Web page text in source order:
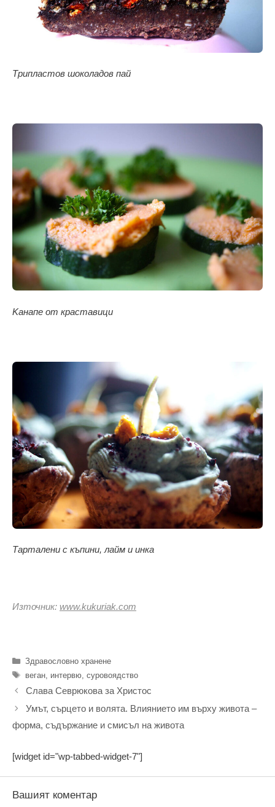
Tрипластов шоколадов пай
Kанапе от краставици
Tарталени с къпини, лайм и инка
Източник: www.kukuriak.com
Категории
Здравословно хранене
Етикети
веган, интервю, суровоядство
Слава Севрюкова за Христос
Умът, сърцето и волята. Влиянието им върху живота –
форма, съдържание и смисъл на живота
[widget id="wp-tabbed-widget-7"]
Вашият коментар